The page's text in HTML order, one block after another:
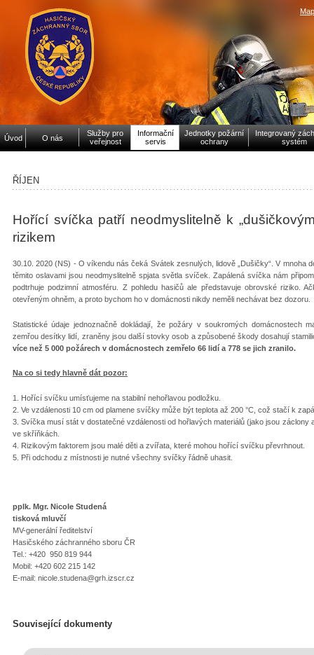
Úvod O nás
Služby pro
veřejnost
Informační
servis
Jednotky požární
ochrany
Integrovaný
systém
ŘÍJEN
Hořící svíčka patří neodmyslitelně k
rizikem
30.10. 2020 (NS) - O víkendu nás čeká Svátek zesnulých, lidově „Dušičky“. V mnoha
těmito oslavami jsou neodmyslitelně spjata světla svíček. Zapálená svíčka nám
podtrhuje podzimní atmosféru. Z pohledu hasičů ale představuje obrovské riziko.
otevřeným ohněm, a proto bychom ho v domácnosti nikdy neměli nechávat bez dozoru.
Statistické údaje jednoznačně dokládají, že požáry v soukromých domácnostech
zemřou desítky lidí, zraněny jsou další stovky osob a způsobené škody dosahují
více než 5 000 požárech v domácnostech zemřelo 66 lidí a 778 se jich zranilo.
Na co si tedy hlavně dát pozor:
1. Hořící svíčku umísťujeme na stabilní nehořlavou podložku.
2. Ve vzdálenosti 10 cm od plamene svíčky může být teplota až 200 °C, což stačí k
3. Svíčka musí stát v dostatečné vzdálenosti od hořlavých materiálů (jako jsou záclony
ve skříňkách.
4. Rizikovým faktorem jsou malé děti a zvířata, které mohou hořící svíčku převrhnout.
5. Při odchodu z místnosti je nutné všechny svíčky řádně uhasit.
pplk. Mgr. Nicole Studená
tisková mluvčí
MV-generální ředitelství
Hasičského záchranného sboru ČR
Tel.: +420 950 819 944
Mobil: +420 602 215 142
E-mail: nicole.studena@grh.izscr.cz
Související dokumenty